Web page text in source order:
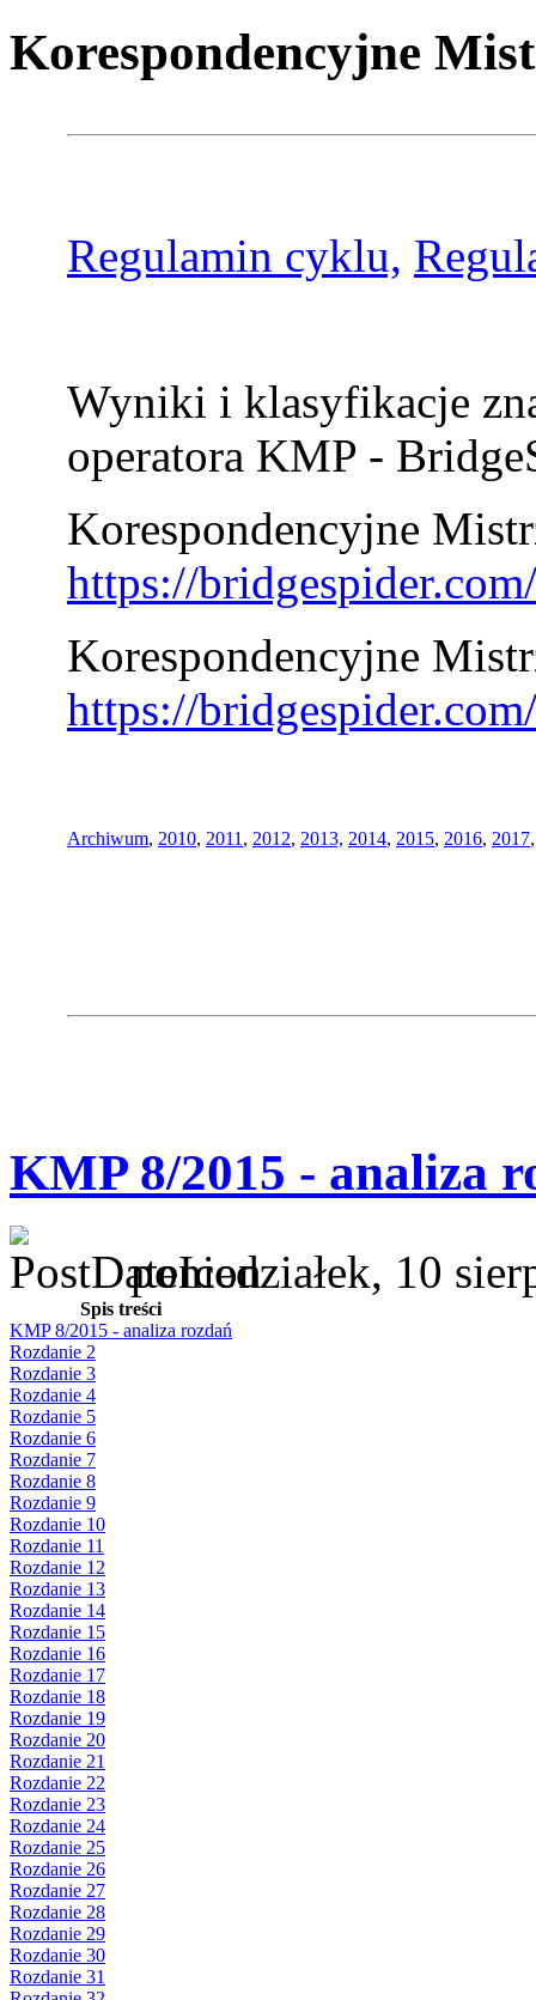
Korespondencyjne
Regulamin cyklu,
Wyniki i klasyfikacje
operatora KMP -
Korespondencyjne
https://
Korespondencyjne
https://
Archiwum, 2010, 2011 , 2012, 2013, 2014, 2015, 2016, 2017
KMP 8/2015 - analiza
poniedziałek, 10
Spis treści
KMP 8/2015 - analiza rozdań
Rozdanie 2
Rozdanie 3
Rozdanie 4
Rozdanie 5
Rozdanie 6
Rozdanie 7
Rozdanie 8
Rozdanie 9
Rozdanie 10
Rozdanie 11
Rozdanie 12
Rozdanie 13
Rozdanie 14
Rozdanie 15
Rozdanie 16
Rozdanie 17
Rozdanie 18
Rozdanie 19
Rozdanie 20
Rozdanie 21
Rozdanie 22
Rozdanie 23
Rozdanie 24
Rozdanie 25
Rozdanie 26
Rozdanie 27
Rozdanie 28
Rozdanie 29
Rozdanie 30
Rozdanie 31